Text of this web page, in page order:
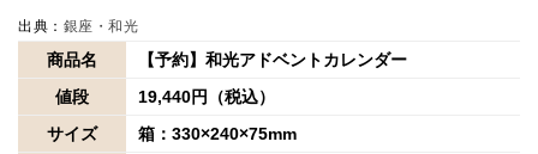
出典： 銀座・和光
商品名
【予約】和光アドベントカレンダー
値段
19,440円（税込）
サイズ
箱：330×240×75mm